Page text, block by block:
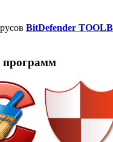
BitDefender
программ